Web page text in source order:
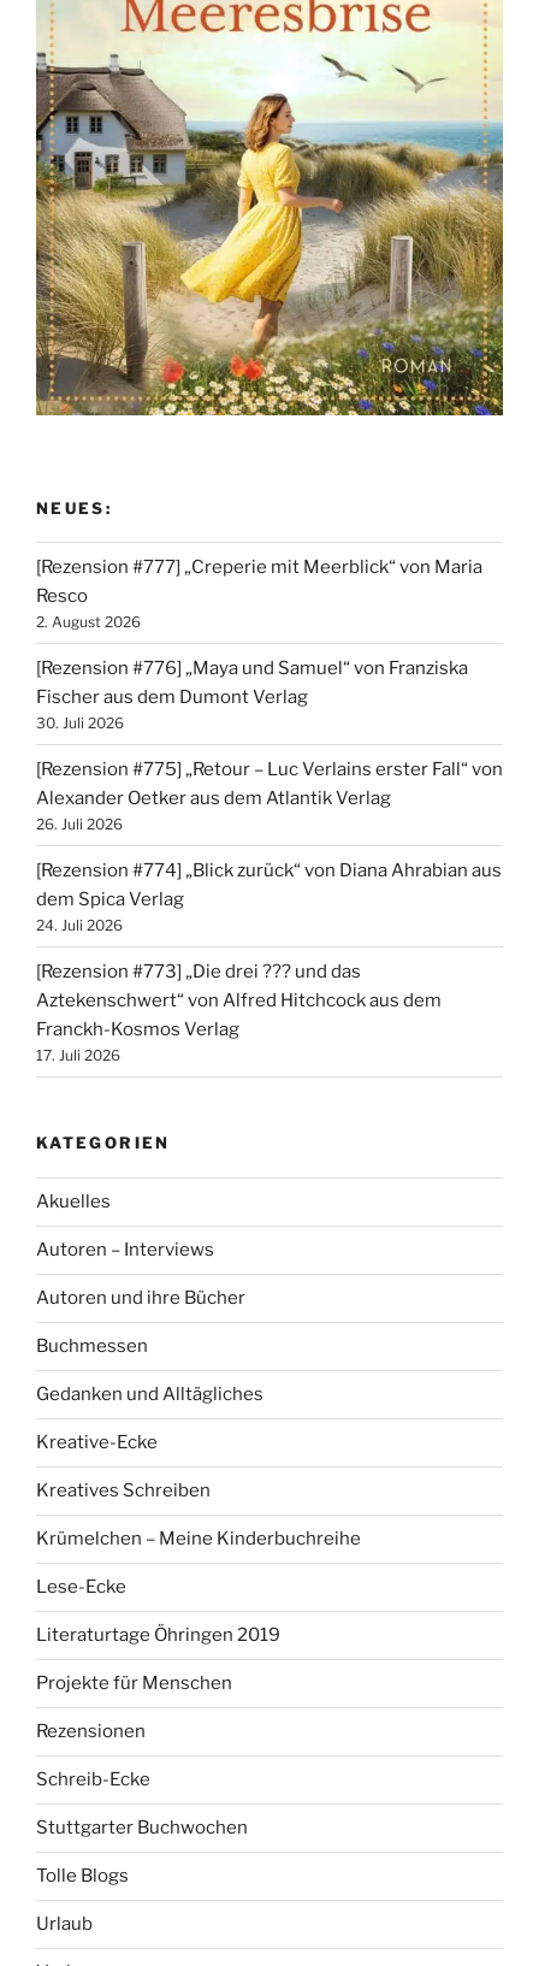
NEUES:
[Rezension #777] „Creperie mit Meerblick“ von Maria
Resco
2. August 2026
[Rezension #776] „Maya und Samuel“ von Franziska
Fischer aus dem Dumont Verlag
30. Juli 2026
[Rezension #775] „Retour – Luc Verlains erster Fall“ von
Alexander Oetker aus dem Atlantik Verlag
26. Juli 2026
[Rezension #774] „Blick zurück“ von Diana Ahrabian aus
dem Spica Verlag
24. Juli 2026
[Rezension #773] „Die drei ??? und das
Aztekenschwert“ von Alfred Hitchcock aus dem
Franckh-Kosmos Verlag
17. Juli 2026
KATEGORIEN
Akuelles
Autoren – Interviews
Autoren und ihre Bücher
Buchmessen
Gedanken und Alltägliches
Kreative-Ecke
Kreatives Schreiben
Krümelchen – Meine Kinderbuchreihe
Lese-Ecke
Literaturtage Öhringen 2019
Projekte für Menschen
Rezensionen
Schreib-Ecke
Stuttgarter Buchwochen
Tolle Blogs
Urlaub